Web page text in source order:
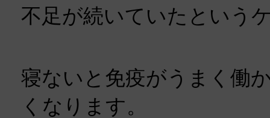
不足が続いていたという
寝ないと免疫がうまく働
くなります。